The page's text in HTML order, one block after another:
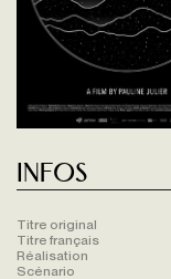
Infos
Titre original
Titre français
Réalisation
Scénario